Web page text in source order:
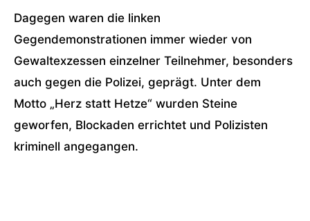
Dagegen waren die linken
Gegendemonstrationen immer wieder von
Gewaltexzessen einzelner Teilnehmer, besonders
auch gegen die Polizei, geprägt. Unter dem
Motto „Herz statt Hetze“ wurden Steine
geworfen, Blockaden errichtet und Polizisten
kriminell angegangen.